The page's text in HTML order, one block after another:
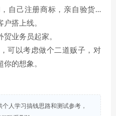
自己注册商标，亲自验货…
户搭上线。
业务员起家。
可以考虑做个二道贩子，对
的想象。
人学习搞钱思路和测试参考，